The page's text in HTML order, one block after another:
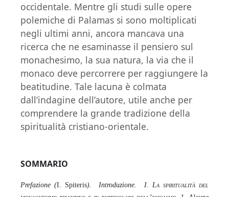
occidentale. Mentre gli studi sulle opere
polemiche di Palamas si sono moltiplicati
negli ultimi anni, ancora mancava una
ricerca che ne esaminasse il pensiero sul
monachesimo, la sua natura, la via che il
monaco deve percorrere per raggiungere la
beatitudine. Tale lacuna è colmata
dall’indagine dell’autore, utile anche per
comprendere la grande tradizione della
spiritualità cristiano-orientale.
SOMMARIO
Prefazione (I. Spiteris). Introduzione. I. La spiritualità del